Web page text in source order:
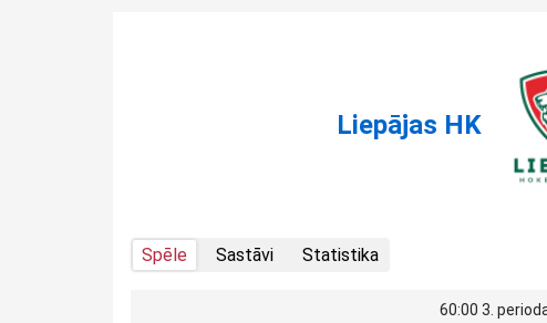
Liepājas HK
Spēle Sastāvi Statistika
60:00 3.